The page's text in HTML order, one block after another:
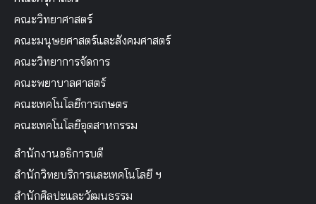
คณะวิทยาศาสตร์
คณะมนุษยศาสตร์และสังคมศาสตร์
คณะวิทยาการจัดการ
คณะพยาบาลศาสตร์
คณะเทคโนโลยีการเกษตร
คณะเทคโนโลยีอุตสาหกรรม
สำนักงานอธิการบดี
สำนักวิทยบริการและเทคโนโลยี ฯ
สำนักศิลปะและวัฒนธรรม